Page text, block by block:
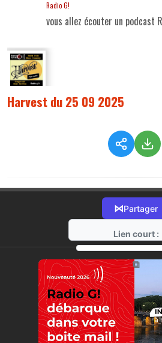
Radio G!
vous allez écouter un podcast
Harvest du 25 09 2025
⋈Partager
Lien court :
⧉